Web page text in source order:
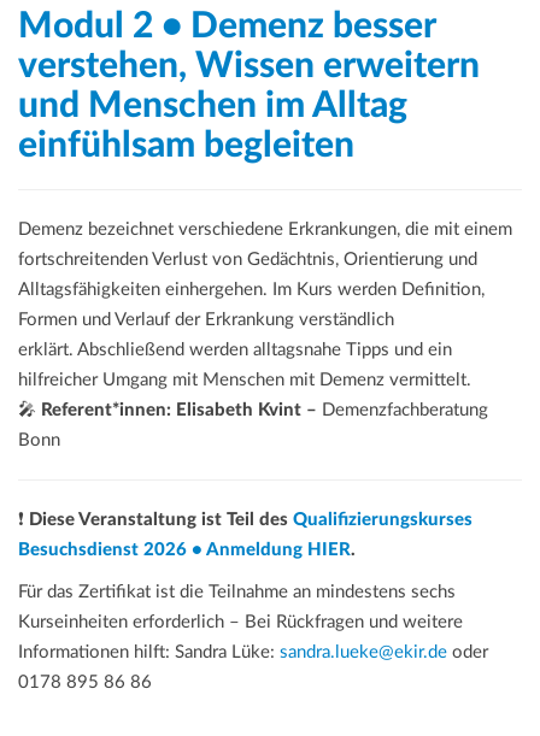
Modul 2 • Demenz besser
verstehen, Wissen erweitern
und Menschen im Alltag
einfühlsam begleiten
Demenz bezeichnet verschiedene Erkrankungen, die mit einem
fortschreitenden Verlust von Gedächtnis, Orientierung und
Alltagsfähigkeiten einhergehen. Im Kurs werden Definition,
Formen und Verlauf der Erkrankung verständlich
erklärt. Abschließend werden alltagsnahe Tipps und ein
hilfreicher Umgang mit Menschen mit Demenz vermittelt.
🎤 Referent*innen: Elisabeth Kvint – Demenzfachberatung
Bonn
❗ Diese Veranstaltung ist Teil des Qualifizierungskurses
Besuchsdienst 2026 • Anmeldung HIER.
Für das Zertifikat ist die Teilnahme an mindestens sechs
Kurseinheiten erforderlich – Bei Rückfragen und weitere
Informationen hilft: Sandra Lüke: sandra.lueke@ekir.de oder
0178 895 86 86